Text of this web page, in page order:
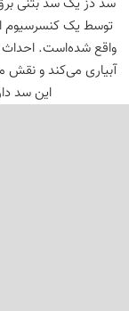
آبیاری می‌کند و نقش
این سد دارای